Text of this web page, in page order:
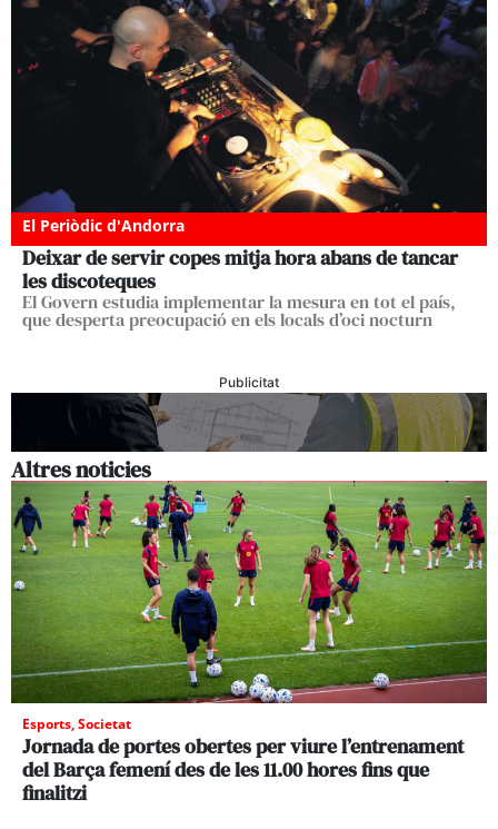
El Periòdic d'Andorra
Deixar de servir copes mitja hora abans de tancar
les discoteques
El Govern estudia implementar la mesura en tot el país,
que desperta preocupació en els locals d’oci nocturn
Publicitat
Altres noticies
Esports,Societat
Jornada de portes obertes per viure l’entrenament
del Barça femení des de les 11.00 hores fins que
finalitzi